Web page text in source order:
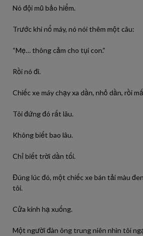
Nó đội mũ bảo hiểm.
Trước khi nổ máy, nó nói thêm một câu:
“Mẹ… thông cảm cho tụi con.”
Rồi nó đi.
Chiếc xe máy chạy xa dần, nhỏ dần, rồi
Tôi đứng đó rất lâu.
Không biết bao lâu.
Chỉ biết trời dần tối.
Đúng lúc đó, một chiếc xe bán tải màu
tôi.
Cửa kính hạ xuống.
Một người đàn ông trung niên nhìn tôi